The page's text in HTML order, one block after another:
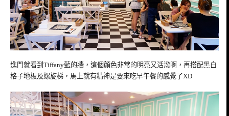
進門就看到Tiffany藍的牆，這個顏色非常的明亮又活潑啊，再搭配黑白
格子地板及螺旋梯，馬上就有精神是要來吃早午餐的感覺了XD